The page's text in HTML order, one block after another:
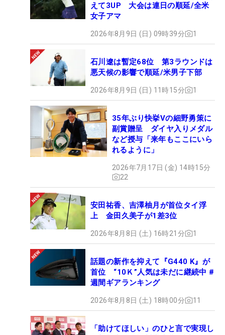
えて3UP 大会は連日の順延/全米
女子アマ
2026年8月9日 (日) 09時39分 1
石川遼は暫定68位 第3ラウンドは
悪天候の影響で順延/米男子下部
2026年8月9日 (日) 11時15分 1
35年ぶり快挙Vの細野勇策に
副賞贈呈 ダイヤ入りメダル
など授与「来年もここにいら
れるように」
2026年7月17日 (金) 14時15分
22
安田祐香、吉澤柚月が首位タイ浮
上 金田久美子が1差3位
2026年8月8日 (土) 16時21分 1
話題の新作を抑えて『G440 K』が
首位 “10Ｋ”人気は未だに継続中 #
週間ギアランキング
2026年8月8日 (土) 18時00分 11
「助けてほしい」のひと言で実現し